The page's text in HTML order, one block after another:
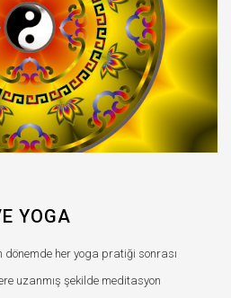
YOGA
her yoga pratiği sonrası
uzanmış şekilde meditasyon